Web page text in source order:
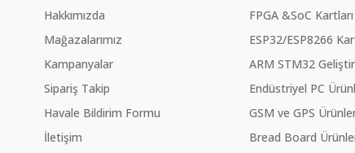
Hakkımızda
Mağazalarımız
Kampanyalar
Sipariş Takip
Havale Bildirim Formu
İletişim
FPGA &SoC Kartları
ESP32/ESP8266
ARM STM32
Endüstriyel PC
GSM ve GPS
Bread Board